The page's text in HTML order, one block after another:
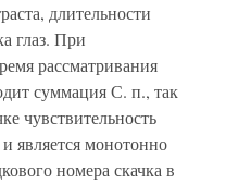
длительности
глаз. При
рассматривания
суммация С. п., так
чувствительность
является монотонно
номера скачка в